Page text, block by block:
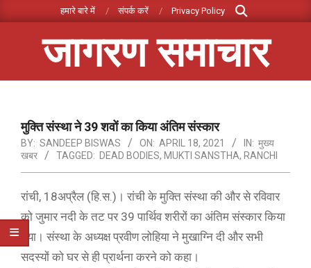
to
हमारे बारे में संपर्क करें Privacy Policy
Search
जागरण समाचार
Menuमुक्ति संस्था ने 39 शवों का किया अंतिम संस्कार
BY: SANDEEP BISWAS ON: APRIL 18, 2021 IN: मुख्य
खबर
TAGGED: DEAD BODIES, MUKTI SANSTHA, RANCHI
रांची, 18अप्रैल (हि.स.)। रांची के मुक्ति संस्था की और से रविवार
को जुमार नदी के तट पर 39 पार्थिव शरीरों का अंतिम संस्कार किया
गया। संस्था के अध्यक्ष प्रवीण लोहिया ने मुखाग्नि दी और सभी
सदस्यों को घर से ही प्रार्थना करने को कहा।